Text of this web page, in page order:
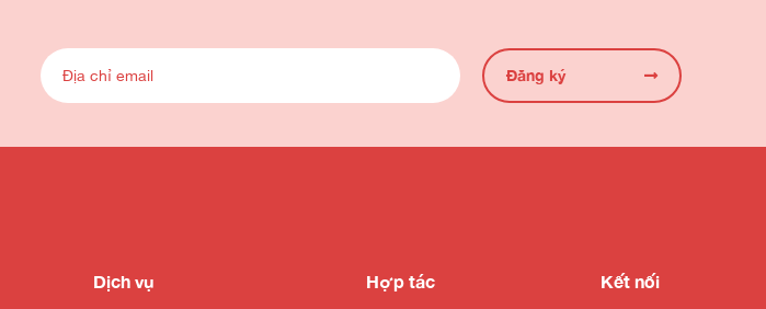
Đăng ký
Dịch vụ Hợp tác Kết nối